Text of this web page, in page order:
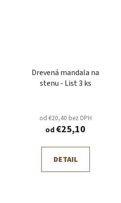
Drevená mandala na
stenu - List 3 ks
od €20,40 bez DPH
od€25,10
DETAIL